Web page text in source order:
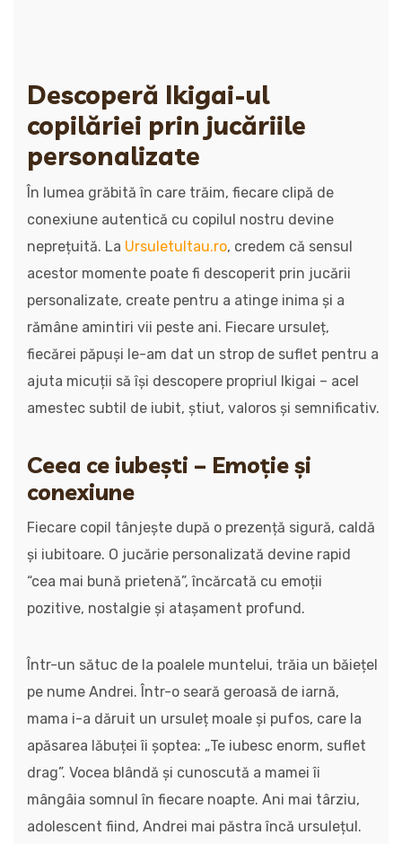
Descoperă Ikigai-ul
copilăriei prin jucăriile
personalizate
În lumea grăbită în care trăim, fiecare clipă de
conexiune autentică cu copilul nostru devine
neprețuită. La Ursuletultau.ro, credem că sensul
acestor momente poate fi descoperit prin jucării
personalizate, create pentru a atinge inima și a
rămâne amintiri vii peste ani. Fiecare ursuleț,
fiecărei păpuși le-am dat un strop de suflet pentru a
ajuta micuții să își descopere propriul Ikigai – acel
amestec subtil de iubit, știut, valoros și semnificativ.
Ceea ce iubești – Emoție și
conexiune
Fiecare copil tânjește după o prezență sigură, caldă
și iubitoare. O jucărie personalizată devine rapid
“cea mai bună prietenă”, încărcată cu emoții
pozitive, nostalgie și atașament profund.
Într-un sătuc de la poalele muntelui, trăia un băiețel
pe nume Andrei. Într-o seară geroasă de iarnă,
mama i-a dăruit un ursuleț moale și pufos, care la
apăsarea lăbuței îi șoptea: „Te iubesc enorm, suflet
drag”. Vocea blândă și cunoscută a mamei îi
mângâia somnul în fiecare noapte. Ani mai târziu,
adolescent fiind, Andrei mai păstra încă ursulețul.